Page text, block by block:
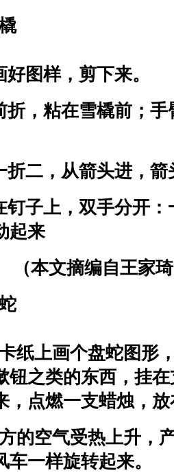
图样，剪下来。
折，粘在雪橇前；
折二，从箭头进，箭
钉子上，双手分开
起来
（本文摘编自王家
纸上画个盘蛇图形
钮之类的东西，挂
，点燃一支蜡烛，
的空气受热上升，
一样旋转起来。